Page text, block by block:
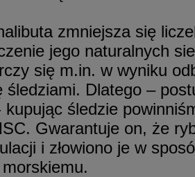
zmniejsza się
jego naturalnych
się m.in. w wyniku
śledziami. Dlatego –
śledzie
Gwarantuje on, że
i złowiono je w